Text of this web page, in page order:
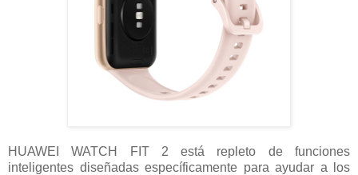
HUAWEI WATCH FIT 2 está repleto de funciones
inteligentes diseñadas específicamente para ayudar a los